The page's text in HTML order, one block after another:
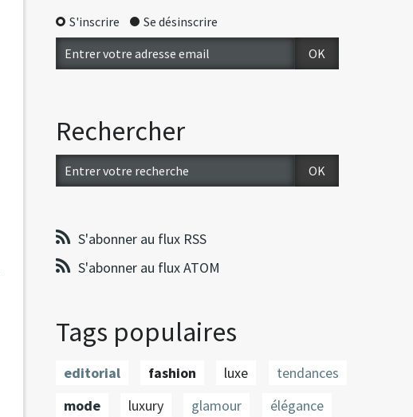
S'inscrire Se désinscrire
Rechercher
S'abonner au flux RSS
S'abonner au flux ATOM
Tags populaires
editorial fashion luxe
tendances
mode
luxury glamour
élégance